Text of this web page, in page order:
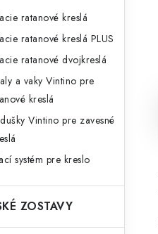
ratanové kreslá
ratanové kreslá PLUS
ratanové dvojkreslá
a vaky Vintino pre
kreslá
Vintino pre zavesné
systém pre kreslo
ZOSTAVY